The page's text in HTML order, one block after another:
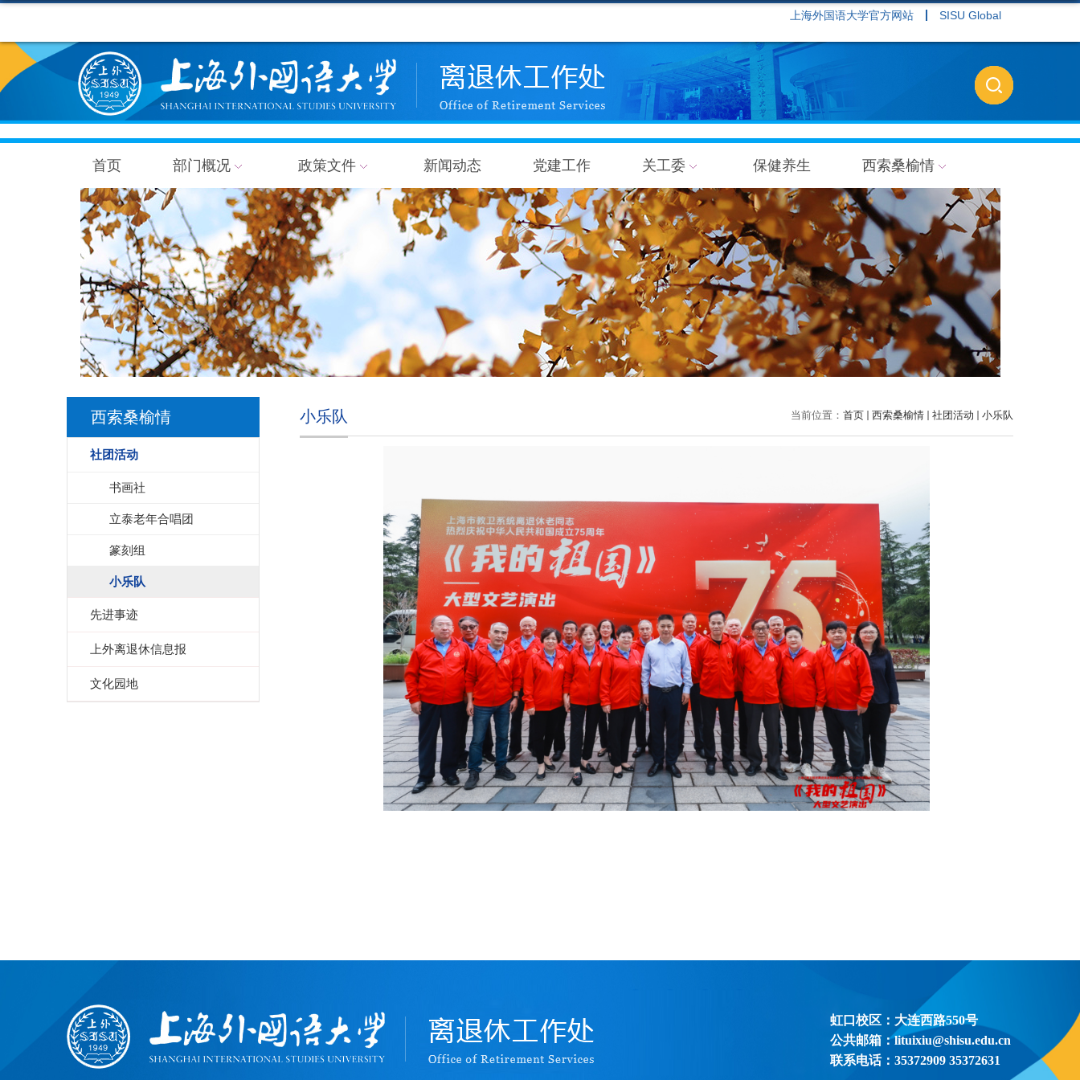
上海外国语大学官方网站 SISU Global
首页 部门概况 政策文件 新闻动态 党建工作 关工委 保健养生 西索桑榆情
西索桑榆情
社团活动
书画社
立泰老年合唱团
篆刻组
小乐队
先进事迹
上外离退休信息报
文化园地
当前位置： 首页 西索桑榆情 社团活动 小乐队
小乐队
虹口校区：大连西路550号
公共邮箱：lituixiu@shisu.edu.cn
联系电话：35372909 35372631